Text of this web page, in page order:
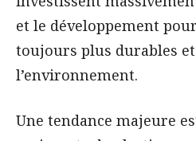
et le développement
toujours plus durables
l’environnement.
Une tendance majeure